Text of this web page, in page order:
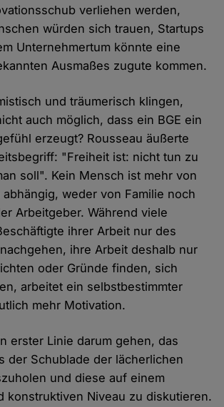
verliehen werden,
würden sich trauen, Startups
Unternehmertum könnte eine
Ausmaßes zugute kommen.
und träumerisch klingen,
auch möglich, dass ein BGE ein
erzeugt? Rousseau äußerte
"Freiheit ist: nicht tun zu
soll". Kein Mensch ist mehr von
weder von Familie noch
Arbeitgeber. Während viele
ihrer Arbeit nur des
ihre Arbeit deshalb nur
oder Gründe finden, sich
arbeitet ein selbstbestimmter
mehr Motivation.
erster Linie darum gehen, das
der Schublade der lächerlichen
und diese auf einem
konstruktiven Niveau zu diskutieren.